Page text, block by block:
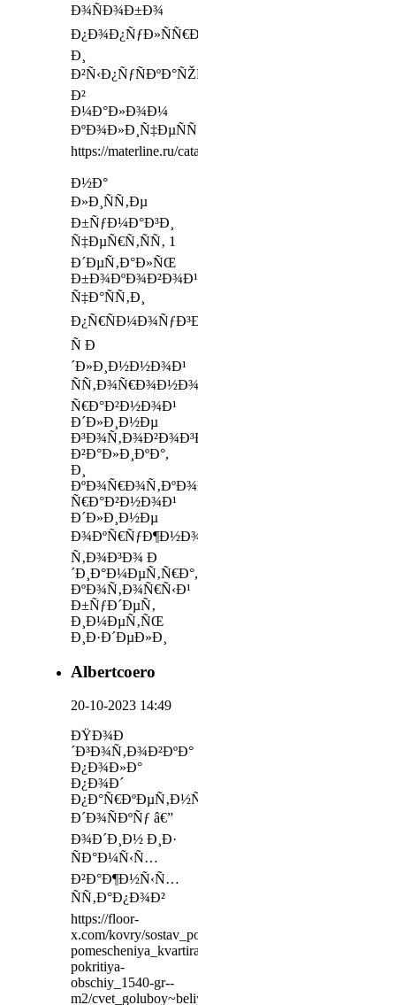
Ð¾ÑÐ¾Ð±Ð¾
Ð¿Ð¾Ð¿ÑƒÐ»ÑÑ€Ð½Ñ‹
Ð¸
Ð²Ñ‹Ð¿ÑƒÑÐºÐ°ÑŽÑ‚ÑÑ
Ð²
Ð¼Ð°Ð»Ð¾Ð¼
ÐºÐ¾Ð»Ð¸Ñ‡ÐµÑÑ‚Ð²Ðµ
https://materline.ru/catalog/accessories/pillows/saponetta/
Ð½Ð°
Ð»Ð¸ÑÑ‚Ðµ
Ð±ÑƒÐ¼Ð°Ð³Ð¸
Ñ‡ÐµÑ€Ñ‚ÑÑ‚ 1
Ð´ÐµÑ‚Ð°Ð»ÑŒ
Ð±Ð¾ÐºÐ¾Ð²Ð¾Ð¹
Ñ‡Ð°ÑÑ‚Ð¸
Ð¿Ñ€ÑÐ¼Ð¾ÑƒÐ³Ð¾Ð»ÑŒÐ½Ð¸Ðº
Ñ Ð
´Ð»Ð¸Ð½Ð½Ð¾Ð¹
ÑÑ‚Ð¾Ñ€Ð¾Ð½Ð¾Ð¹,
Ñ€Ð°Ð²Ð½Ð¾Ð¹
Ð´Ð»Ð¸Ð½Ðµ
Ð³Ð¾Ñ‚Ð¾Ð²Ð¾Ð³Ð¾
Ð²Ð°Ð»Ð¸ÐºÐ°,
Ð¸
ÐºÐ¾Ñ€Ð¾Ñ‚ÐºÐ¾Ð¹,
Ñ€Ð°Ð²Ð½Ð¾Ð¹
Ð´Ð»Ð¸Ð½Ðµ
Ð¾ÐºÑ€ÑƒÐ¶Ð½Ð¾ÑÑ‚Ð¸
Ñ‚Ð¾Ð³Ð¾ Ð
´Ð¸Ð°Ð¼ÐµÑ‚Ñ€Ð°,
ÐºÐ¾Ñ‚Ð¾Ñ€Ñ‹Ð¹
Ð±ÑƒÐ´ÐµÑ‚
Ð¸Ð¼ÐµÑ‚ÑŒ
Ð¸Ð·Ð´ÐµÐ»Ð¸
Albertcoero
20-10-2023 14:49
ÐŸÐ¾Ð
´Ð³Ð¾Ñ‚Ð¾Ð²ÐºÐ°
Ð¿Ð¾Ð»Ð°
Ð¿Ð¾Ð´
Ð¿Ð°Ñ€ÐºÐµÑ‚Ð½ÑƒÑŽ
Ð´Ð¾ÑÐºÑƒ â€”
Ð¾Ð´Ð¸Ð½ Ð¸Ð·
ÑÐ°Ð¼Ñ‹Ñ…
Ð²Ð°Ð¶Ð½Ñ‹Ñ…
ÑÑ‚Ð°Ð¿Ð¾Ð²
https://floor-
x.com/kovry/sostav_poliester/vid-
pomescheniya_kvartira~spalnya/ves-
pokritiya-
obschiy_1540-gr--
m2/cvet_goluboy~beliy~kapuchino~bejevo-